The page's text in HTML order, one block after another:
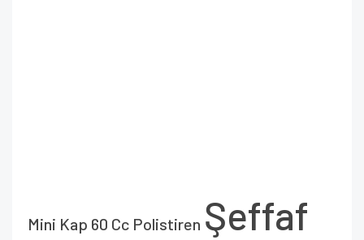
Mini Kap 60 Cc Polistiren Şeffaf